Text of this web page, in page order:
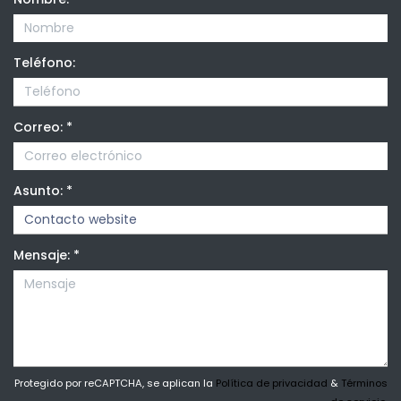
Teléfono:
Correo: *
Asunto: *
Mensaje: *
Protegido por reCAPTCHA, se aplican la Política de privacidad & Términos